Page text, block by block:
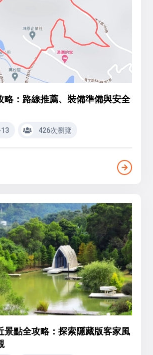
略：路線推薦、裝備準備與安全
426次瀏覽
景點全攻略：探索隱藏版客家風